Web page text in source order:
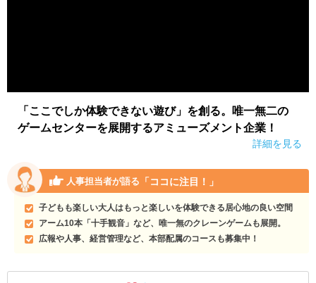
「ここでしか体験できない遊び」を創る。唯一無二の
ゲームセンターを展開するアミューズメント企業！
詳細を見る
人事担当者が語る 「ココに注目！」
子どもも楽しい大人はもっと楽しいを体験できる居心地の良い空間
アーム10本「十手観音」など、唯一無のクレーンゲームも展開。
広報や人事、経営管理など、本部配属のコースも募集中！